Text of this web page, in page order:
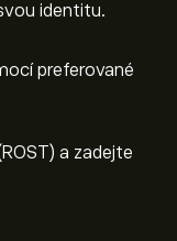
identitu.
preferované
a zadejte